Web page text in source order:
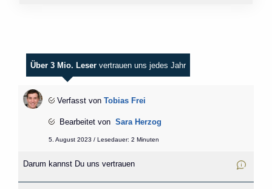
Über 3 Mio. Leser vertrauen uns jedes Jahr
Verfasst von Tobias Frei
Bearbeitet von Sara Herzog
5. August 2023 / Lesedauer: 2 Minuten
Darum kannst Du uns vertrauen